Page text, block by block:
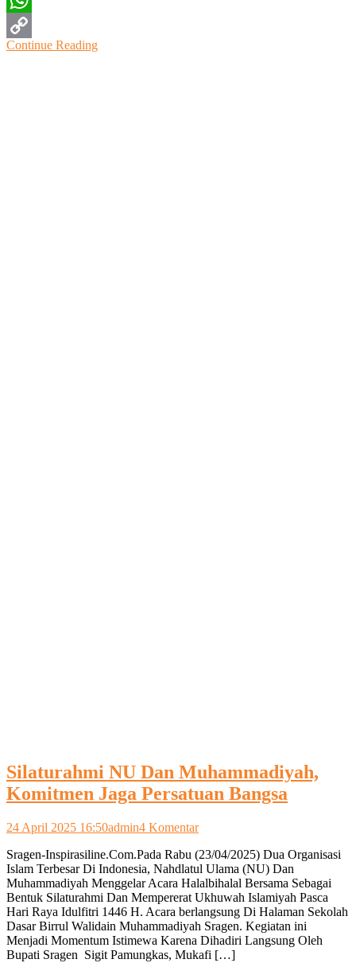
WhatsApp
Copy
Continue Reading
Silaturahmi NU Dan Muhammadiyah,
Komitmen Jaga Persatuan Bangsa
24 April 2025 16:50admin4 Komentarpada
NU
Dan
Muhammadiyah,
Komitmen
Jaga
Persatuan
Bangsa
Sragen-Inspirasiline.Com.Pada Rabu (23/04/2025) Dua Organisasi
Islam Terbesar Di Indonesia, Nahdlatul Ulama (NU) Dan
Muhammadiyah Menggelar Acara Halalbihalal Bersama Sebagai
Bentuk Silaturahmi Dan Mempererat Ukhuwah Islamiyah Pasca
Hari Raya Idulfitri 1446 H. Acara berlangsung Di Halaman Sekolah
Dasar Birrul Walidain Muhammadiyah Sragen. Kegiatan ini
Menjadi Momentum Istimewa Karena Dihadiri Langsung Oleh
Bupati Sragen Sigit Pamungkas, Mukafi […]